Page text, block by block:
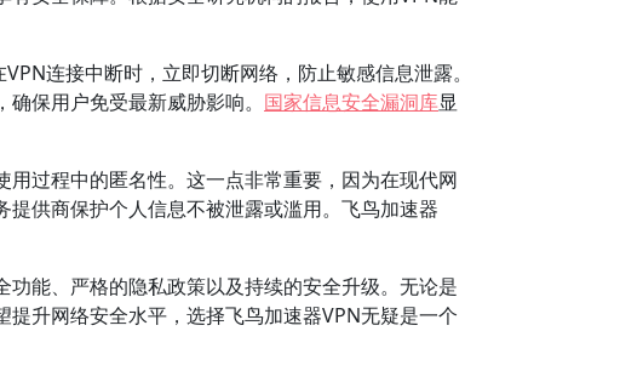
连接中断时，立即切断网络，防止敏感信息泄露。
保用户免受最新威胁影响。 国家信息安全漏洞库显
过程中的匿名性。这一点非常重要，因为在现代网
供商保护个人信息不被泄露或滥用。飞鸟加速器
能、严格的隐私政策以及持续的安全升级。无论是
升网络安全水平，选择飞鸟加速器VPN无疑是一个